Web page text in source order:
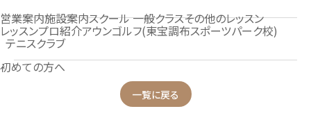
営業案内施設案内スクール 一般クラスその他のレッスン
レッスンプロ紹介アウンゴルフ(東宝調布スポーツパーク校)
テニスクラブ
初めての方へ
一覧に戻る